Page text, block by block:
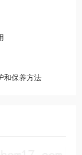
和保养方法